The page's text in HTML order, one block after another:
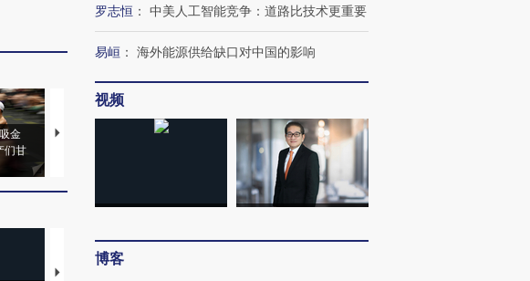
金
们甘
马航飞行员跨国走私7万
视线｜被称为“蟑螂”的印
度Z世代 用街头抗争将教
育部长拱下台
视线｜“入侵”还是“人道危
机”？难民潮撕裂西班牙
飞地休达
【推广】走进第四届链博
罗志恒 ： 中美人工智能竞争：道路比技术更重要
易峘 ： 海外能源供给缺口对中国的影响
视频
博客